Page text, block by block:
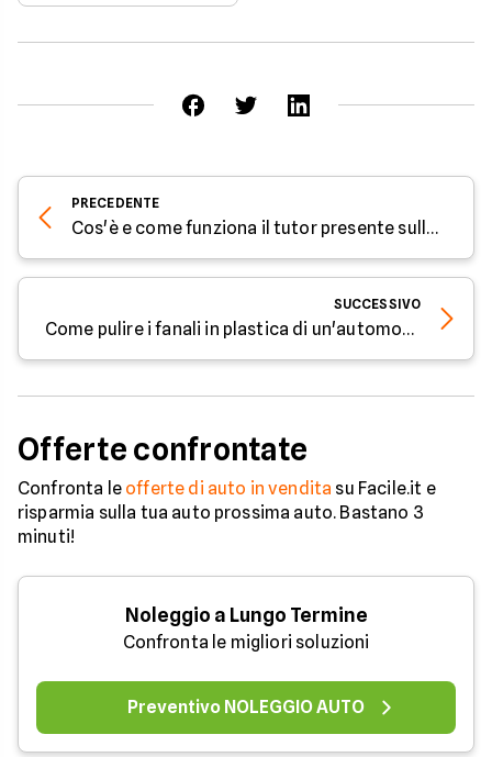
PRECEDENTE
Cos'è e come funziona il tutor presente sulle autostrade
SUCCESSIVO
Come pulire i fanali in plastica di un'automobile
Offerte confrontate
Confronta le offerte di auto in vendita su Facile.it e
risparmia sulla tua auto prossima auto. Bastano 3
minuti!
Noleggio a Lungo Termine
Confronta le migliori soluzioni
Preventivo NOLEGGIO AUTO